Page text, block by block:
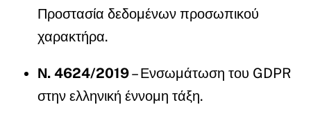
Προστασία δεδομένων προσωπικού
χαρακτήρα.
Ν. 4624/2019– Ενσωμάτωση του GDPR
στην ελληνική έννομη τάξη.